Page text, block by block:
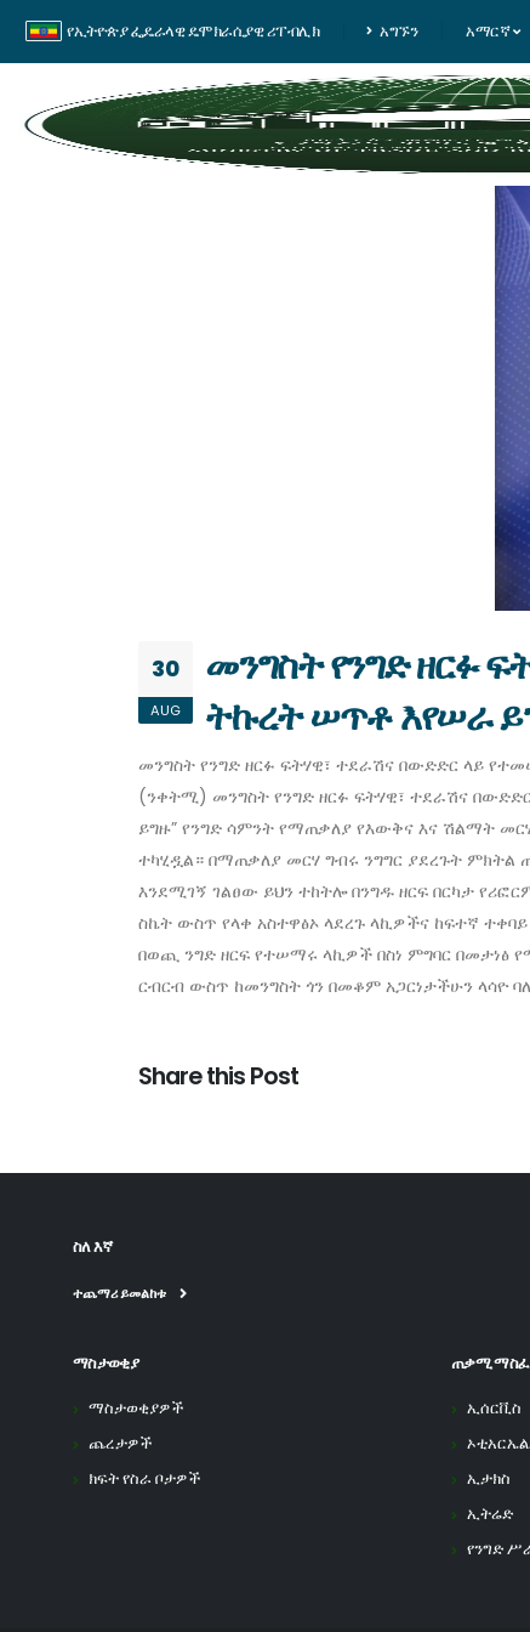
የኢትዮጵያ ፌዴራላዊ ዴሞክራሲያዊ ሪፐብሊክ አግኙን አማርኛ
30
AUG
መንግስት የንግድ ዘርፉ
ትኩረት ሠጥቶ እየሠራ
መንግስት የንግድ ዘርፉ ፍትሃዊ፣ ተደራሽና በውድድር ላይ
(ንቀትሚ) መንግስት የንግድ ዘርፉ ፍትሃዊ፣ ተደራሽና
ይግዙ” የንግድ ሳምንት የማጠቃለያ የእውቅና እና ሽልማት
ተካሂዷል። በማጠቃለያ መርሃ ግብሩ ንግግር ያደረጉት ምክትል
እንደሚገኝ ገልፀው ይህን ተከትሎ በንግዱ ዘርፍ በርካታ
ስኬት ውስጥ የላቀ አስተዋፅኦ ላደረጉ ላኪዎችና ከፍተኛ
በወጪ ንግድ ዘርፍ የተሠማሩ ላኪዎች በስነ ምግባር በመታነፅ
ርብርብ ውስጥ ከመንግስት ጎን በመቆም አጋርነታችሁን ላሳዮ
Share this Post
ስለ እኛ
ተጨማሪ ይመልከቱ
ማስታወቂያ
ማስታወቂያዎች
ጨረታዎች
ክፍት የስራ ቦታዎች
ጠቃሚ
ኢሰርቪስ
ኢታክስ
ኢትሬድ
የንግድ